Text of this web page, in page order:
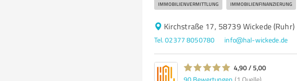
IMMOBILIENVERMITTLUNG IMMOBILIENFINANZIERUNG
Kirchstraße 17, 58739 Wickede (Ruhr)
Tel. 02377 8050780 info@hal-wickede.de
4,90 / 5,00
90 Bewertungen (1 Quelle)